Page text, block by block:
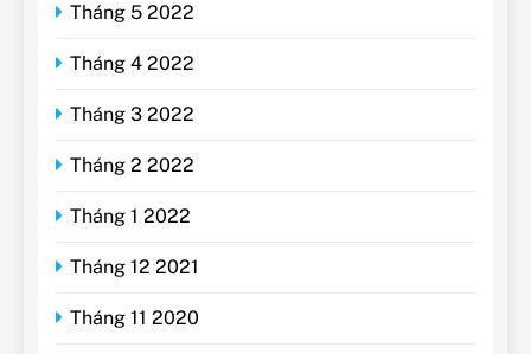
Tháng 5 2022
Tháng 4 2022
Tháng 3 2022
Tháng 2 2022
Tháng 1 2022
Tháng 12 2021
Tháng 11 2020